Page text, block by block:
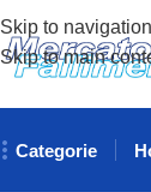
Skip to navigation
Skip to main
Categorie